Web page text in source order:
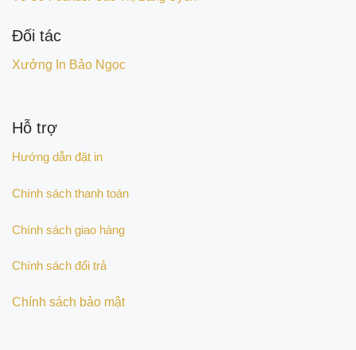
Đối tác
Xưởng In Bảo Ngọc
Hỗ trợ
Hướng dẫn đặt in
Chính sách thanh toán
Chính sách giao hàng
Chính sách đổi trả
Chính sách bảo mật